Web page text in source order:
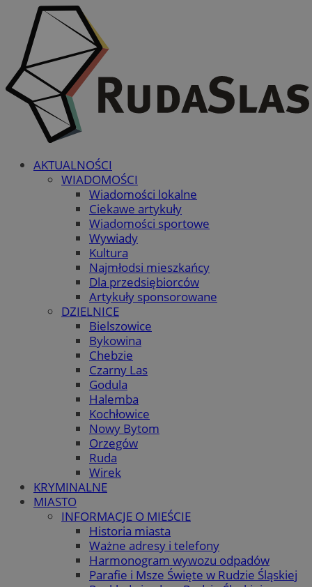
AKTUALNOŚCI
WIADOMOŚCI
Wiadomości lokalne
Ciekawe artykuły
Wiadomości sportowe
Wywiady
Kultura
Najmłodsi mieszkańcy
Dla przedsiębiorców
Artykuły sponsorowane
DZIELNICE
Bielszowice
Bykowina
Chebzie
Czarny Las
Godula
Halemba
Kochłowice
Nowy Bytom
Orzegów
Ruda
Wirek
KRYMINALNE
MIASTO
INFORMACJE O MIEŚCIE
Historia miasta
Ważne adresy i telefony
Harmonogram wywozu odpadów
Parafie i Msze Święte w Rudzie Śląskiej